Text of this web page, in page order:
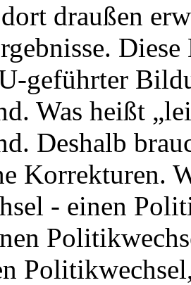
draußen
geführter
Was heißt
Deshalb
Korrekturen.
- einen